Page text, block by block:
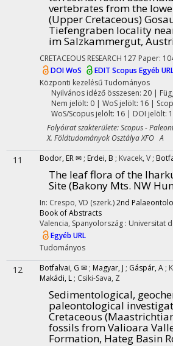
vertebrates from the
(Upper Cretaceous)
Tiefengraben locality
im Salzkammergut,
CRETACEOUS RESEARCH 127 Paper:
DOIWoS EDIT Scopus Egyéb
Központi kezelésűTudományos
Nyilvános idéző összesen: 20|
Nem jelölt: 0 | WoS jelölt: 16 |
WoS/Scopus jelölt: 16 | DOI jelölt:
Folyóirat szakterülete: Scopus -
X. Földtudományok Osztálya XFO A
11 Bodor, ER ✉ ; Erdei, B ; Kvacek, V ;
The leaf flora of the
Site (Bakony Mts. NW
In: Crespo, VD (szerk.)2nd
Book of Abstracts
Valencia, Spanyolország : Universitat
Egyéb URL
Tudományos
12 Botfalvai, G ✉ ; Magyar, J ; Gáspár, A ;
Makádi, L ; Csiki-Sava, Z
Sedimentological,
paleontological
Cretaceous
fossils from Valioara
Formation, Hateg Basin